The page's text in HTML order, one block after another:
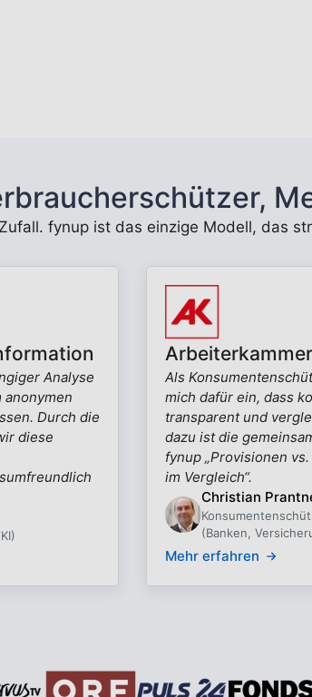
fynup ist das einzige Modell, das
Analyse
Durch die
diese
Als
mich dafür ein, dass
transparent und
dazu ist die
fynup „Provisionen
im Vergleich“.
Christian
(Banken,
Mehr erfahren